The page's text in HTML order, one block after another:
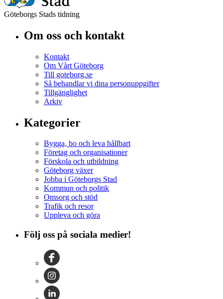
Göteborgs Stads tidning
Om oss och kontakt
Kontakt
Om Vårt Göteborg
Till goteborg.se
Så behandlar vi dina personuppgifter
Tillgänglighet
Arkiv
Kategorier
Bygga, bo och leva hållbart
Företag och organisationer
Förskola och utbildning
Göteborg växer
Jobba i Göteborgs Stad
Kommun och politik
Omsorg och stöd
Trafik och resor
Uppleva och göra
Följ oss på sociala medier!